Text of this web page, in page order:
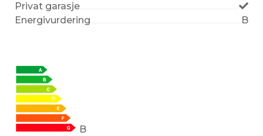
Privat garasje
Energivurdering
B
B